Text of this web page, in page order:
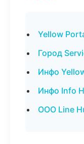
Yellow
Город
Инфо
Инфо Info
ООО Line